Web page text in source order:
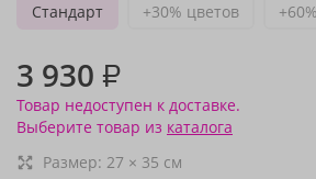
Стандарт
+30% цветов
3 930 ₽
Товар недоступен к доставке.
Выберите товар из каталога
Размер: 27 × 35 см